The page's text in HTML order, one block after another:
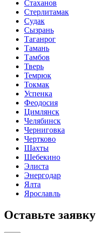
Стаханов
Стерлитамак
Судак
Сызрань
Таганрог
Тамань
Тамбов
Тверь
Темрюк
Токмак
Успенка
Феодосия
Цимлянск
Челябинск
Черниговка
Чертково
Шахты
Шебекино
Элиста
Энергодар
Ялта
Ярославль
Оставьте заявку